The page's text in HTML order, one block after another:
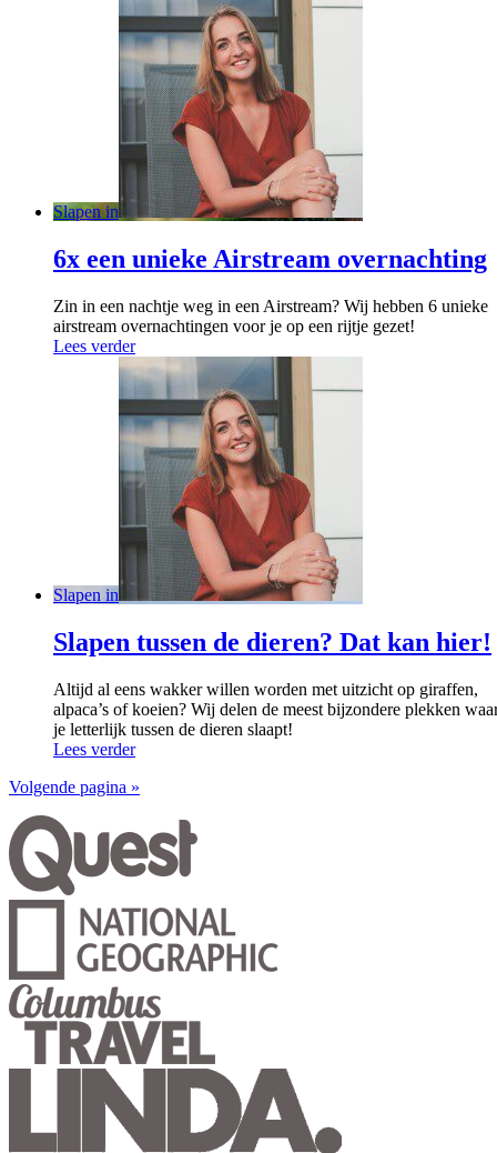
Slapen in
6x een unieke Airstream overnachting
Zin in een nachtje weg in een Airstream? Wij hebben 6 unieke
airstream overnachtingen voor je op een rijtje gezet!
Lees verder
Slapen in
Slapen tussen de dieren? Dat kan hier!
Altijd al eens wakker willen worden met uitzicht op giraffen,
alpaca’s of koeien? Wij delen de meest bijzondere plekken
je letterlijk tussen de dieren slaapt!
Lees verder
Volgende pagina »